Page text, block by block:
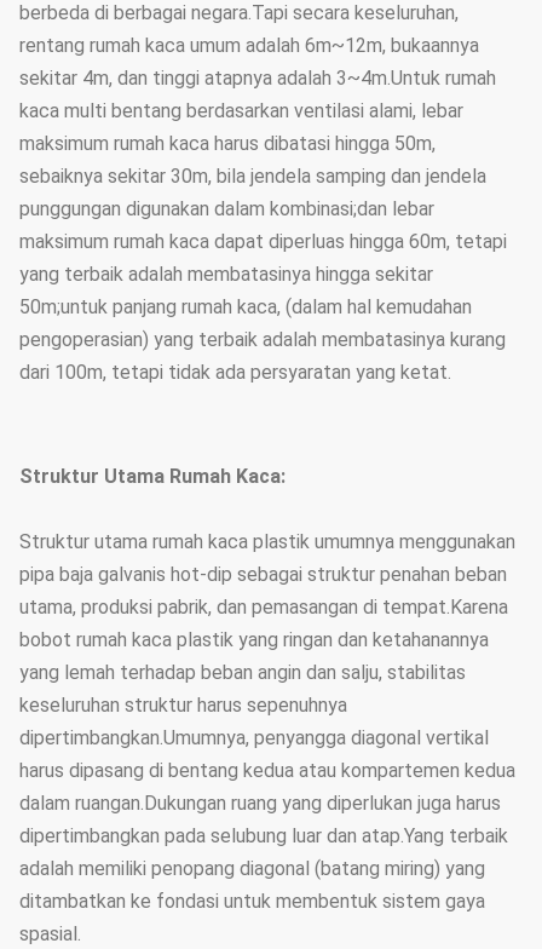
berbeda di berbagai negara.Tapi secara keseluruhan,
rentang rumah kaca umum adalah 6m~12m, bukaannya
sekitar 4m, dan tinggi atapnya adalah 3~4m.Untuk rumah
kaca multi bentang berdasarkan ventilasi alami, lebar
maksimum rumah kaca harus dibatasi hingga 50m,
sebaiknya sekitar 30m, bila jendela samping dan jendela
punggungan digunakan dalam kombinasi;dan lebar
maksimum rumah kaca dapat diperluas hingga 60m, tetapi
yang terbaik adalah membatasinya hingga sekitar
50m;untuk panjang rumah kaca, (dalam hal kemudahan
pengoperasian) yang terbaik adalah membatasinya kurang
dari 100m, tetapi tidak ada persyaratan yang ketat.
Struktur Utama Rumah Kaca:
Struktur utama rumah kaca plastik umumnya menggunakan
pipa baja galvanis hot-dip sebagai struktur penahan beban
utama, produksi pabrik, dan pemasangan di tempat.Karena
bobot rumah kaca plastik yang ringan dan ketahanannya
yang lemah terhadap beban angin dan salju, stabilitas
keseluruhan struktur harus sepenuhnya
dipertimbangkan.Umumnya, penyangga diagonal vertikal
harus dipasang di bentang kedua atau kompartemen kedua
dalam ruangan.Dukungan ruang yang diperlukan juga harus
dipertimbangkan pada selubung luar dan atap.Yang terbaik
adalah memiliki penopang diagonal (batang miring) yang
ditambatkan ke fondasi untuk membentuk sistem gaya
spasial.